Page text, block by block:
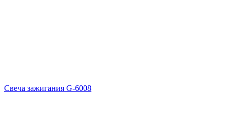
Свеча зажигания G-6008